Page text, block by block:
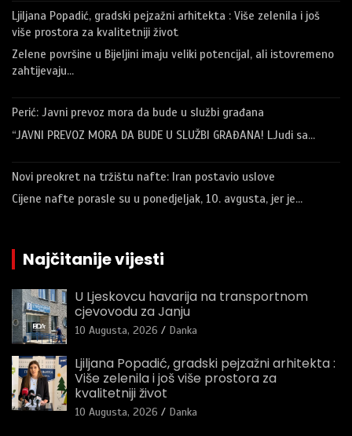
Ljiljana Popadić, gradski pejzažni arhitekta : Više zelenila i još
više prostora za kvalitetniji život
Zelene površine u Bijeljini imaju veliki potencijal, ali istovremeno
zahtijevaju…
Perić: Javni prevoz mora da bude u službi građana
“JAVNI PREVOZ MORA DA BUDE U SLUŽBI GRAĐANA! LJudi sa…
Novi preokret na tržištu nafte: Iran postavio uslove
Cijene nafte porasle su u ponedjeljak, 10. avgusta, jer je…
Najčitanije vijesti
U Ljeskovcu havarija na transportnom
cjevovodu za Janju
10 Augusta, 2026 Danka
Ljiljana Popadić, gradski pejzažni arhitekta :
Više zelenila i još više prostora za
kvalitetniji život
10 Augusta, 2026 Danka